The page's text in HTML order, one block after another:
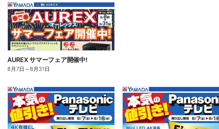
AUREX サマーフェア開催中!
8月7日 ～8月31日